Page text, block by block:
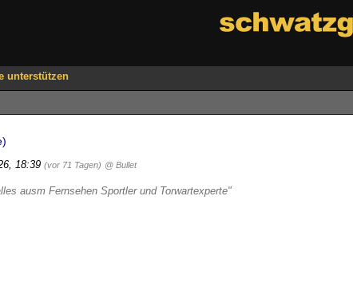
unterstützen
18:39 (vor 71 Tagen) @ Bullet
ausm Fernsehen Sportler und Torwartexperte"